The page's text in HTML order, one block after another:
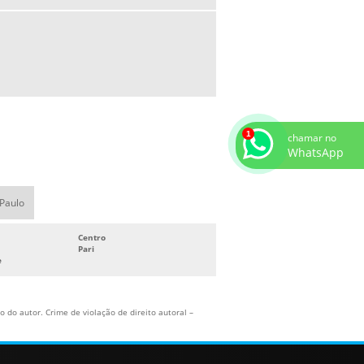
SUPORTE APARADOR DE MALAS HOTEL
DOBRÁVEL
SUPORTE PARA FERRO DE PASSAR
TABUA DE PASSAR ROUPA PARA HOTEL
TOALHEIRO CROMADO
Centro
Pari
do autor. Crime de violação de direito autoral –
chamar no
WhatsApp